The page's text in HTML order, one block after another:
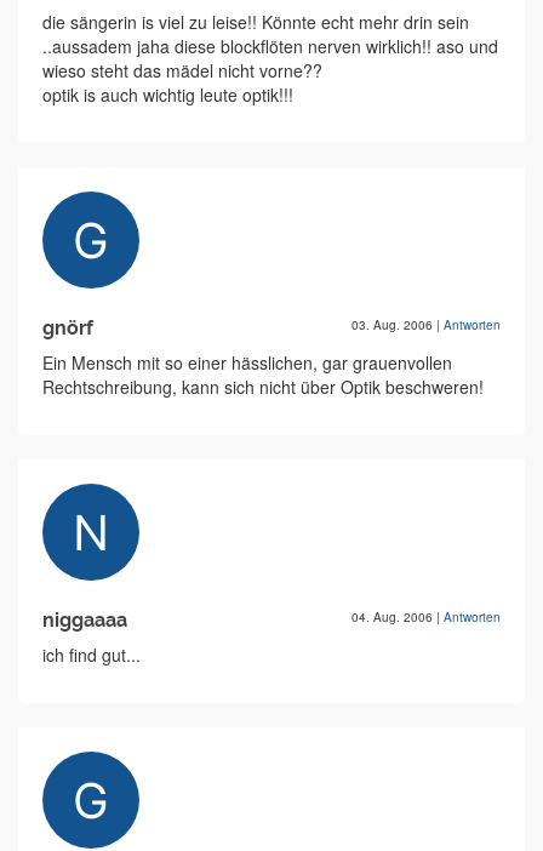
die sängerin is viel zu leise!! Könnte echt mehr drin sein
..aussadem jaha diese blockflöten nerven wirklich!! aso und
wieso steht das mädel nicht vorne??
optik is auch wichtig leute optik!!!
gnörf 03. Aug. 2006 | Antworten
Ein Mensch mit so einer hässlichen, gar grauenvollen
Rechtschreibung, kann sich nicht über Optik beschweren!
niggaaaa 04. Aug. 2006 | Antworten
ich find gut...